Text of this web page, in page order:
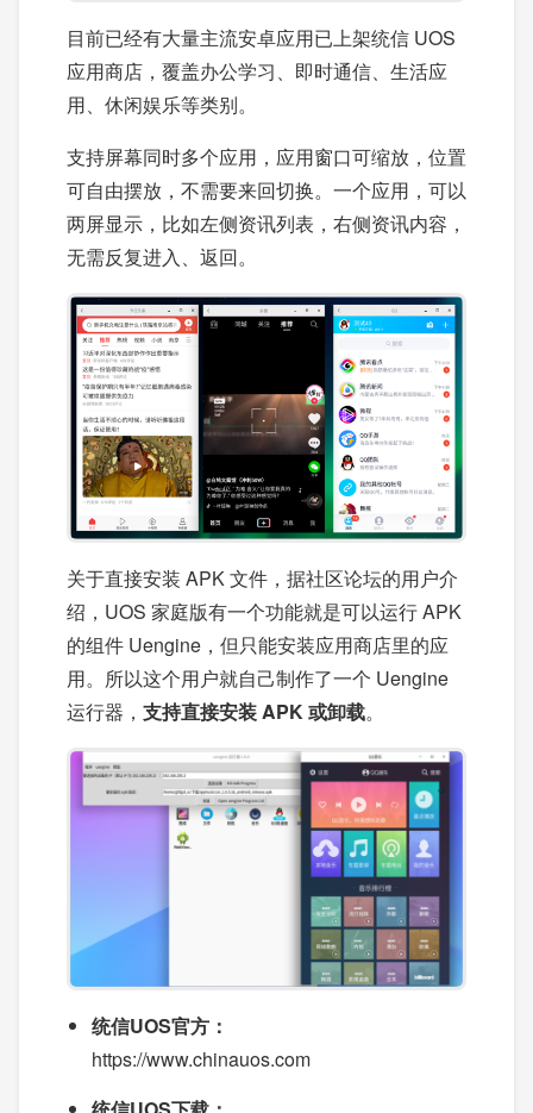
目前已经有大量主流安卓应用已上架统信 UOS
应用商店，覆盖办公学习、即时通信、生活应
用、休闲娱乐等类别。
支持屏幕同时多个应用，应用窗口可缩放，位置
可自由摆放，不需要来回切换。一个应用，可以
两屏显示，比如左侧资讯列表，右侧资讯内容，
无需反复进入、返回。
关于直接安装 APK 文件，据社区论坛的用户介
绍，UOS 家庭版有一个功能就是可以运行 APK
的组件 Uengine，但只能安装应用商店里的应
用。所以这个用户就自己制作了一个 Uengine
运行器， 支持直接安装 APK 或卸载。
统信UOS官方：
https://www.chinauos.com